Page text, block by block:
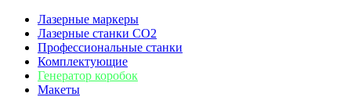
Лазерные маркеры
Лазерные станки CO2
Профессиональные станки
Комплектующие
Генератор коробок
Макеты